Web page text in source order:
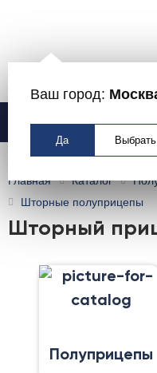
Ваш город:
Да
Москва
Главная Каталог
Шторные полуприцепы
Шторный
Полуприцепы